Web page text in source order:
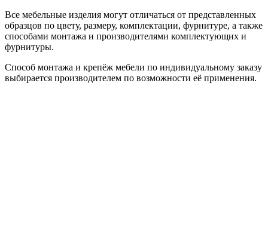
Все мебельные изделия могут отличаться от представленных
образцов по цвету, размеру, комплектации, фурнитуре, а также
способами монтажа и производителями комплектующих и
фурнитуры.
Способ монтажа и крепёж мебели по индивидуальному заказу
выбирается производителем по возможности её применения.